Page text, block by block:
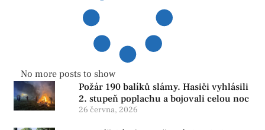
No more posts to show
Požár 190 balíků slámy. Hasiči vyhlásili
2. stupeň poplachu a bojovali celou noc
26 června, 2026